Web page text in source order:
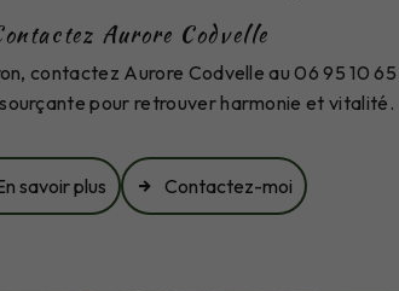
Aurore Codvelle
contactez Aurore Codvelle au 06 95 10
pour retrouver harmonie et vitalité.
savoir plus Contactez-moi